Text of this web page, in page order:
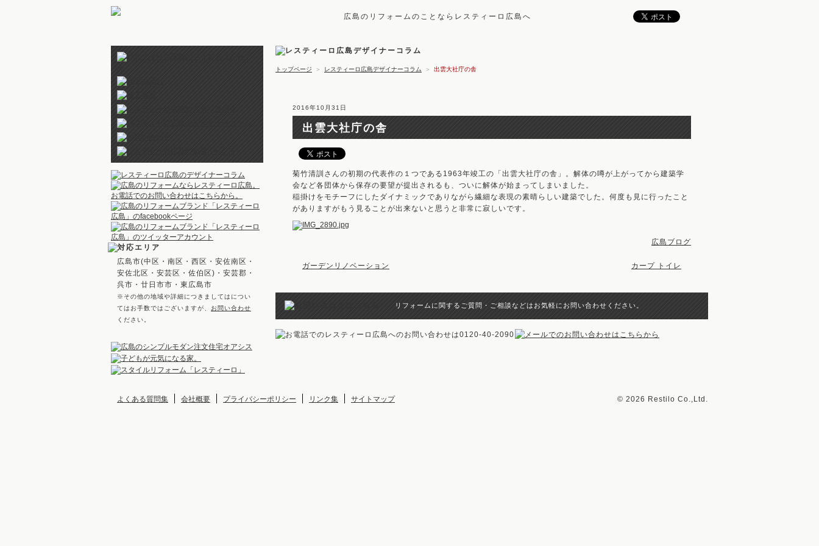
広島のリフォームのことならレスティーロ広島へ
トップページ ＞ レスティーロ広島デザイナーコラム ＞ 出雲大社庁の舎
2016年10月31日
出雲大社庁の舎
菊竹清訓さんの初期の代表作の１つである1963年竣工の「出雲大社庁の舎」。解体の噂が上がってから建築学
会など各団体から保存の要望が提出されるも、ついに解体が始まってしまいました。
稲掛けをモチーフにしたダイナミックでありながら繊細な表現の素晴らしい建築でした。何度も見に行ったこと
がありますがもう見ることが出来ないと思うと非常に寂しいです。
広島ブログ
ガーデンリノベーション カープ トイレ
リフォームに関するご質問・ご相談などはお気軽にお問い合わせください。
広島市(中区・南区・西区・安佐南区・
安佐北区・安芸区・佐伯区)・安芸郡・
呉市・廿日市市・東広島市
※その他の地域や詳細につきましてはについ
てはお手数ではございますが、 お問い合わせ
ください。
よくある質問集 会社概要 プライバシーポリシー リンク集 サイトマップ © 2026 Restilo Co.,Ltd.